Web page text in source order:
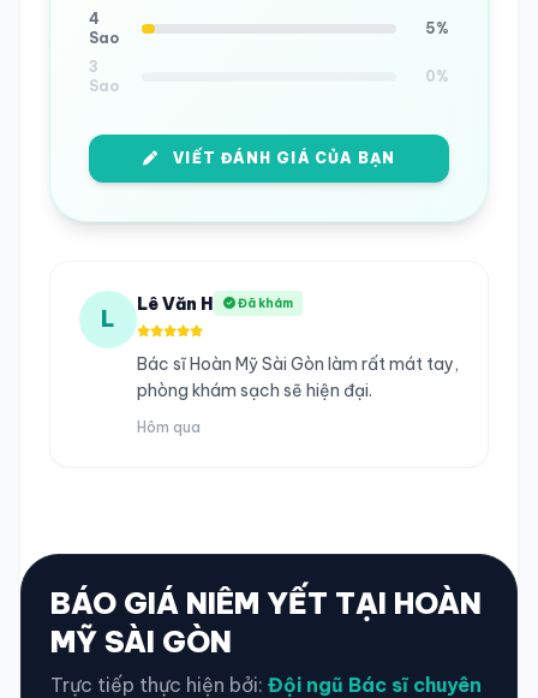
4
Sao
5%
3
Sao
0%
VIẾT ĐÁNH GIÁ CỦA BẠN
L
Lê Văn H Đã khám
Bác sĩ Hoàn Mỹ Sài Gòn làm rất mát tay,
phòng khám sạch sẽ hiện đại.
Hôm qua
BÁO GIÁ NIÊM YẾT TẠI HOÀN
MỸ SÀI GÒN
Trực tiếp thực hiện bởi: Đội ngũ Bác sĩ chuyên